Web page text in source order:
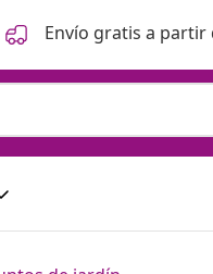
Envío gratis a partir